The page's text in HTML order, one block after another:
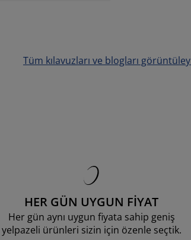
Tüm kılavuzları ve blogları
HER GÜN UYGUN FİYAT
Her gün aynı uygun fiyata sahip geniş
yelpazeli ürünleri sizin için özenle seçtik.